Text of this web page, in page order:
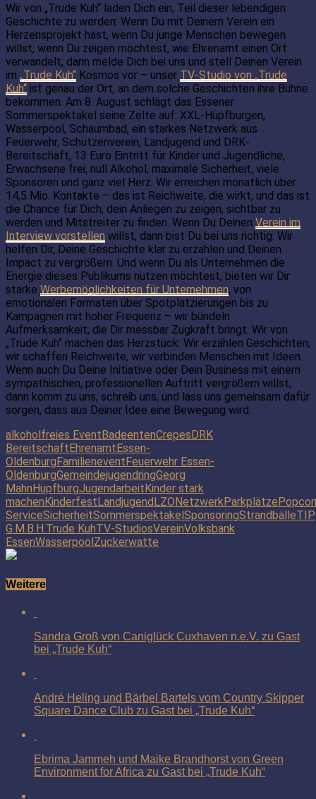
Wir von „Trude Kuh“ laden Dich ein, Teil dieser lebendigen
Geschichte zu werden: Wenn Du mit Deinem Verein ein
Herzensprojekt hast, wenn Du junge Menschen bewegen
willst, wenn Du zeigen möchtest, wie Ehrenamt einen Ort
verwandelt, dann melde Dich bei uns und stell Deinen Verein
im „Trude Kuh“ Kosmos vor – unser TV-Studio von „Trude
Kuh“ ist genau der Ort, an dem solche Geschichten ihre Bühne
bekommen. Am 8. August schlägt das Essener
Sommerspektakel seine Zelte auf: XXL-Hüpfburgen,
Wasserpool, Schaumbad, ein starkes Netzwerk aus
Feuerwehr, Schützenverein, Landjugend und DRK-
Bereitschaft, 13 Euro Eintritt für Kinder und Jugendliche,
Erwachsene frei, null Alkohol, maximale Sicherheit, viele
Sponsoren und ganz viel Herz. Wir erreichen monatlich über
14,5 Mio. Kontakte – das ist Reichweite, die wirkt, und das ist
die Chance für Dich, dein Anliegen zu zeigen, sichtbar zu
werden und Mitstreiter zu finden. Wenn Du Deinen Verein im
Interview vorstellen willst, dann bist Du bei uns richtig: Wir
helfen Dir, Deine Geschichte klar zu erzählen und Deinen
Impact zu vergrößern. Und wenn Du als Unternehmen die
Energie dieses Publikums nutzen möchtest, bieten wir Dir
starke Werbemöglichkeiten für Unternehmen, von
emotionalen Formaten über Spotplatzierungen bis zu
Kampagnen mit hoher Frequenz – wir bündeln
Aufmerksamkeit, die Dir messbar Zugkraft bringt. Wir von
„Trude Kuh“ machen das Herzstück: Wir erzählen Geschichten,
wir schaffen Reichweite, wir verbinden Menschen mit Ideen.
Wenn auch Du Deine Initiative oder Dein Business mit einem
sympathischen, professionellen Auftritt vergrößern willst,
dann komm zu uns, schreib uns, und lass uns gemeinsam dafür
sorgen, dass aus Deiner Idee eine Bewegung wird.
alkoholfreies EventBadeentenCrepesDRK
BereitschaftEhrenamtEssen-
OldenburgFamilieneventFeuerwehr Essen-
OldenburgGemeindejugendringGeorg
MahnHüpfburgJugendarbeitKinder stark
machenKinderfestLandjugendLZONetzwerkParkplätze
ServiceSicherheitSommerspektakelSponsoringStrandbälleTIP
G.M.B.H.Trude KuhTV-StudiosVereinVolksbank
EssenWasserpoolZuckerwatte
Weitere
Sandra Groß von Caniglück Cuxhaven n.e.V. zu Gast
bei „Trude Kuh“
André Heling und Bärbel Bartels vom Country Skipper
Square Dance Club zu Gast bei „Trude Kuh“
Ebrima Jammeh und Maike Brandhorst von Green
Environment for Africa zu Gast bei „Trude Kuh“